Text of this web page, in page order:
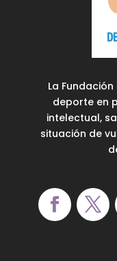
La
deporte en
intelectual,
situación de